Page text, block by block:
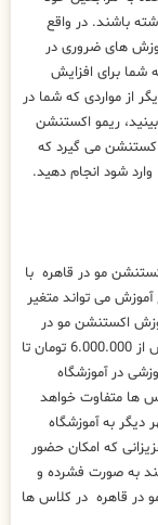
شود انجام دهید.
مو در قاهره با
می تواند متغیر
اکستنشن مو در
در آموزشگاه
ها متفاوت خواهد
به آموزشگاه
که امکان حضور
به صورت فشرده و
در قاهره در کلاس ها
اکستنشن مو در
میشود ، کلاس
دو سطح آموزش